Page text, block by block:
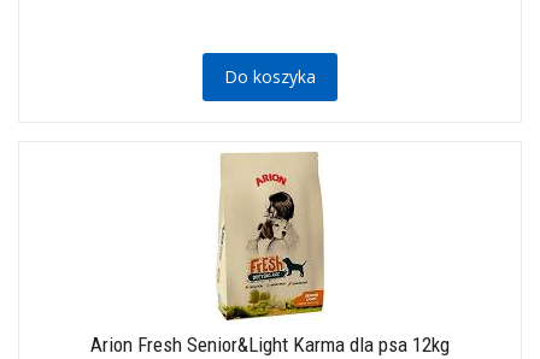
Do koszyka
Arion Fresh Senior&Light Karma dla psa 12kg